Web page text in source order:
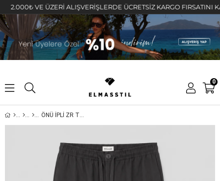
VE ÜZERİ ALIŞVERİŞLERDE ÜCRETSİZ KARGO FIRSATINI
0
ÖNÜ İPLİ ZR TENSEL PALAZZO PANTOLON